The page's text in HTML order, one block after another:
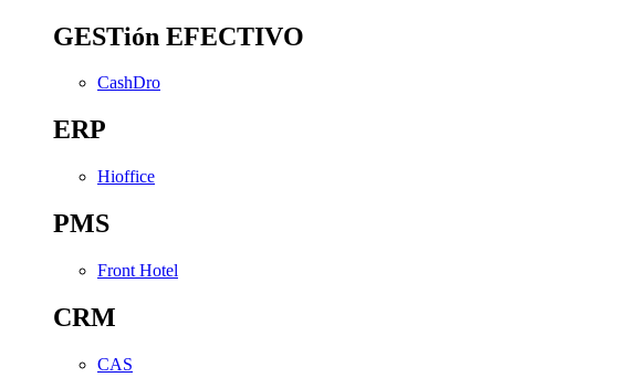
GESTión EFECTIVO
CashDro
ERP
Hioffice
PMS
Front Hotel
CRM
CAS